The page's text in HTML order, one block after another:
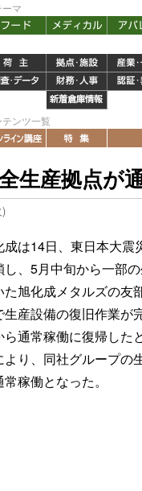
マ
ンツ一覧
生産拠点が
成は14日、東日本大震
、5月中旬から一部
た旭化成メタルズの友
産設備の復旧作業が
ら通常稼働に復帰した
り、同社グループの
稼働となった。